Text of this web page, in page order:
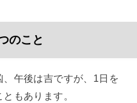
のこと
、午後は吉ですが、1日を
もあります。